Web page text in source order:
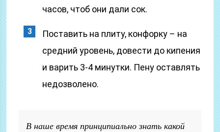
часов, чтоб они дали сок.
Поставить на плиту, конфорку – на
средний уровень, довести до кипения
и варить 3-4 минутки. Пену оставлять
недозволено.
В наше время принципиально знать какой